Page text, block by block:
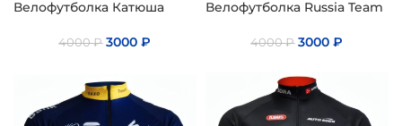
Велофутболка Катюша
4000₽ 3000₽
Велофутболка Russia Team
4000₽ 3000₽